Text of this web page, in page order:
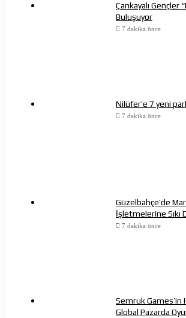
Çankayalı Gençler
Buluşuyor
7 dakika önce
Nilüfer’e 7 yeni
7 dakika önce
Güzelbahçe’de
İşletmelerine Sıkı
7 dakika önce
Semruk Games’in
Global Pazarda